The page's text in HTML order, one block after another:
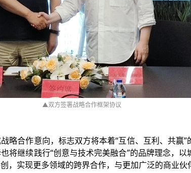
▲双方签署战略合作框架协议
略合作意向，标志双方将本着“互信、互利、共赢
将继续践行“创意与技术完美融合”的品牌理念，
，实现更多领域的跨界合作，与更加广泛的商业